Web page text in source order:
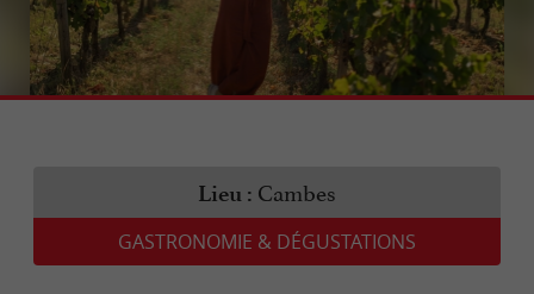
Lieu : Cambes
GASTRONOMIE & DÉGUSTATIONS